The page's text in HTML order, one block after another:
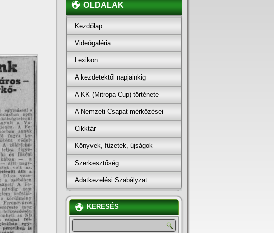
OLDALAK
Kezdőlap
Videógaléria
Lexikon
A kezdetektől napjainkig
A KK (Mitropa Cup) története
A Nemzeti Csapat mérkőzései
Cikktár
Könyvek, füzetek, újságok
Szerkesztőség
Adatkezelési Szabályzat
KERESÉS